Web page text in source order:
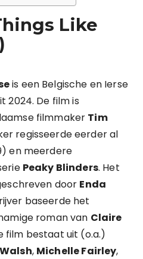
Like
is een Belgische en Ierse
2024. De film is
filmmaker Tim
regisseerde eerder al
en meerdere
Peaky Blinders. Het
door Enda
baseerde het
roman van Claire
film bestaat uit (o.a.)
, Michelle Fairley,